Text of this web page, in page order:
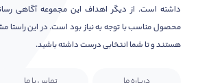
داشته است. از دیگر اهداف این مجموعه آگاهی رسانی
محصول مناسب با توجه به نیاز بود است. در این راستا
هستند و تا شما انتخابی درست داشته باشید.